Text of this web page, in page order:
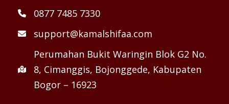
0877 7485 7330
support@kamalshifaa.com
Perumahan Bukit Waringin Blok G2 No.
8, Cimanggis, Bojonggede, Kabupaten
Bogor – 16923